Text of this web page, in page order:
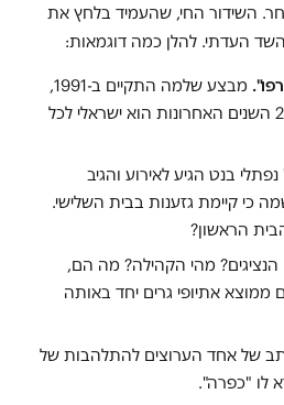
השידור החי, שהעמיד בלחץ את
העדתי. להלן כמה דוגמאות:
מבצע שלמה התקיים ב-1991,
כלומר כל מי שנולד ב-23 השנים האחרונות הוא ישראלי לכל
נפתלי בנט הגיע לאירוע והגיב
כי קיימת גזענות בבית השלישי.
הראשון?
הנציגים? מהי הקהילה? מה הם,
ממוצא אתיופי גרים יחד באותה
של אחד הערוצים להתלהבות של
לו "כפרה".